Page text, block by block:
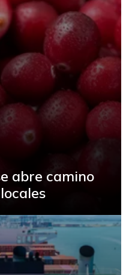
abre camino